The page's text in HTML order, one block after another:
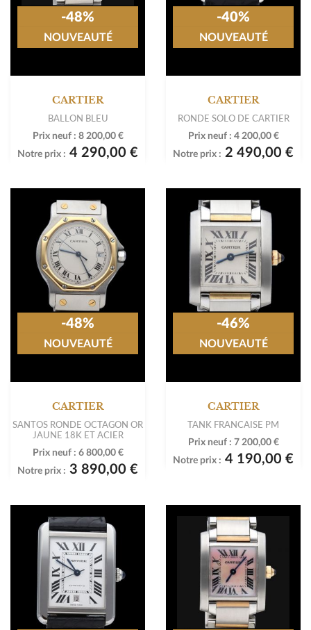
CARTIER
BALLON BLEU
Prix neuf : 8 200,00 €
Notre prix : 4 290,00 €
-48%
NOUVEAUTÉ
CARTIER
RONDE SOLO DE CARTIER
Prix neuf : 4 200,00 €
Notre prix : 2 490,00 €
-40%
NOUVEAUTÉ
CARTIER
SANTOS RONDE OCTAGON OR
JAUNE 18K ET ACIER
Prix neuf : 6 800,00 €
Notre prix : 3 890,00 €
-48%
NOUVEAUTÉ
CARTIER
TANK FRANCAISE PM
Prix neuf : 7 200,00 €
Notre prix : 4 190,00 €
-46%
NOUVEAUTÉ